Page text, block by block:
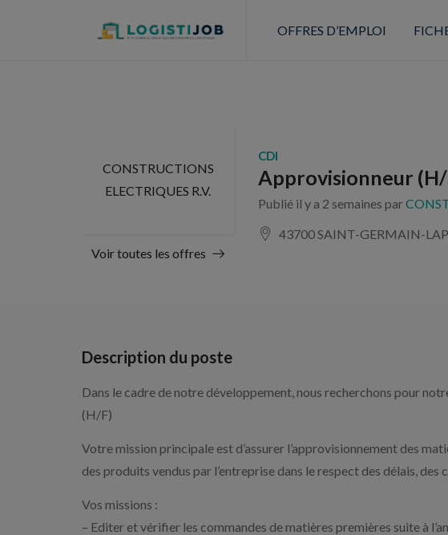
OFFRES D’EMPLOI
CONSTRUCTIONS
ELECTRIQUES R.V.
Voir toutes les offres
CDI
Approvisionneur (H/
Publié il y a 2 semaines par
43700 SAINT-GERMAIN-
Description du poste
Dans le cadre de notre développement, nous recherchons pour
(H/F)
Votre mission principale est d’assurer l’approvisionnement des
des produits vendus par l’entreprise dans le respect des délais,
Vos missions :
– Editer et vérifier les commandes de matières premières suite à